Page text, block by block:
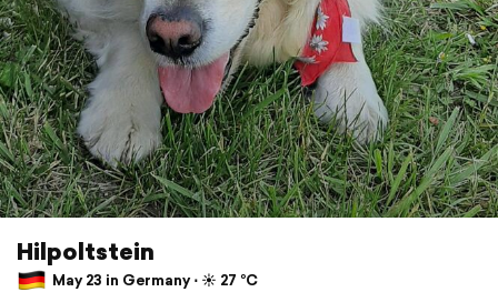
Hilpoltstein
May 23 in Germany ⋅ ☀️ 27 °C